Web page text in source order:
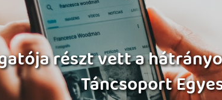
részt vett a
Táncsoport